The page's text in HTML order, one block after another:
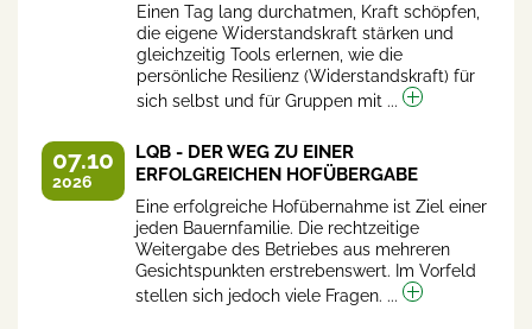
Einen Tag lang durchatmen, Kraft schöpfen,
die eigene Widerstandskraft stärken und
gleichzeitig Tools erlernen, wie die
persönliche Resilienz (Widerstandskraft) für
sich selbst und für Gruppen mit ...
07.10
2026
LQB - DER WEG ZU EINER
ERFOLGREICHEN HOFÜBERGABE
Eine erfolgreiche Hofübernahme ist Ziel einer
jeden Bauernfamilie. Die rechtzeitige
Weitergabe des Betriebes aus mehreren
Gesichtspunkten erstrebenswert. Im Vorfeld
stellen sich jedoch viele Fragen. ...